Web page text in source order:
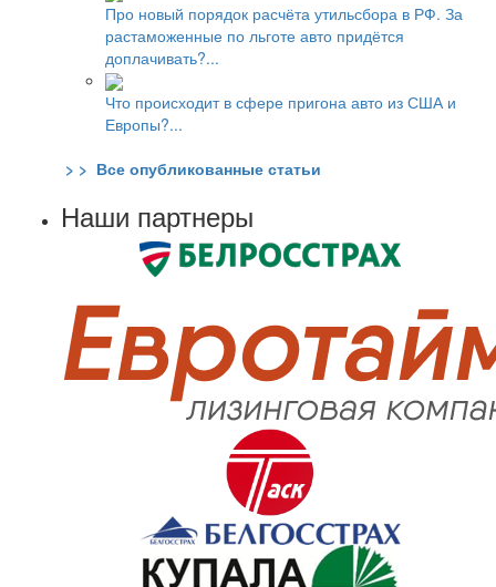
Про новый порядок расчёта утильсбора в РФ. За
растаможенные по льготе авто придётся
доплачивать?...
Что происходит в сфере пригона авто из США и
Европы?...
> > Все опубликованные статьи
Наши партнеры